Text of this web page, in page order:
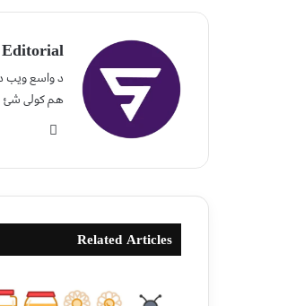
Editorial
د واسع ویب
هم کولی شئ
Related Articles